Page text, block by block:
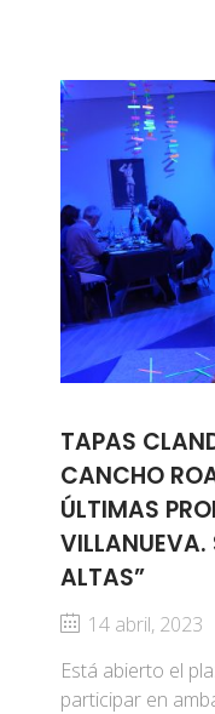
TAPAS
CANCHO
ÚLTIMAS
VILLANUEVA.
ALTAS”
14 abril, 2023
Está abierto el
participar en